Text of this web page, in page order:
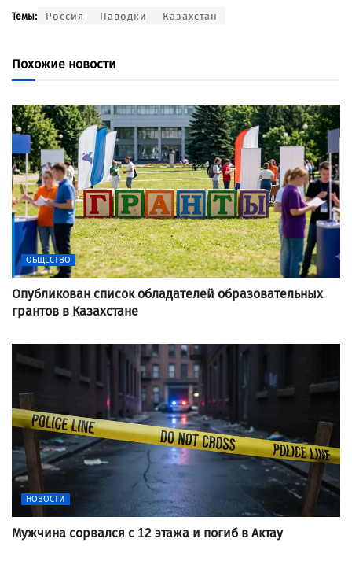
Темы: Россия Паводки Казахстан
Похожие новости
ОБЩЕСТВО
Опубликован список обладателей образовательных
грантов в Казахстане
НОВОСТИ
Мужчина сорвался с 12 этажа и погиб в Актау